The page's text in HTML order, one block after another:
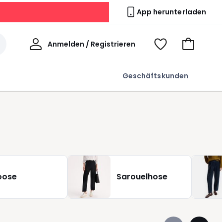
App herunterladen
Geschäftskunden
Anmelden / Registrieren
Willkommen
Voir
Zum
Sarouelhose